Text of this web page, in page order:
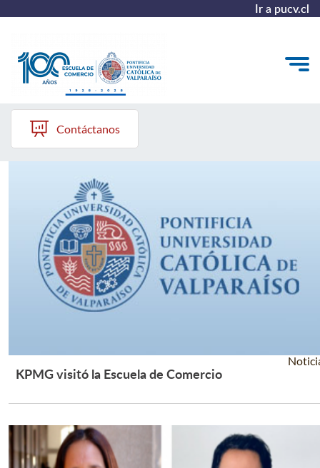
Ir a pucv.cl
Quiénes somos
Vinculación con el Medio
Formación Continua
Postgrados
Admisión
Contáctanos
Escuela de Comercio PUCV
KPMG visitó la Escuela de Comercio